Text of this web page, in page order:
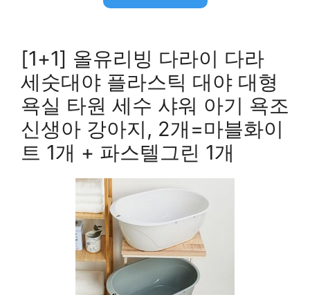
[1+1] 올유리빙 다라이 다라
세숫대야 플라스틱 대야 대형
욕실 타원 세수 샤워 아기 욕조
신생아 강아지, 2개=마블화이
트 1개 + 파스텔그린 1개